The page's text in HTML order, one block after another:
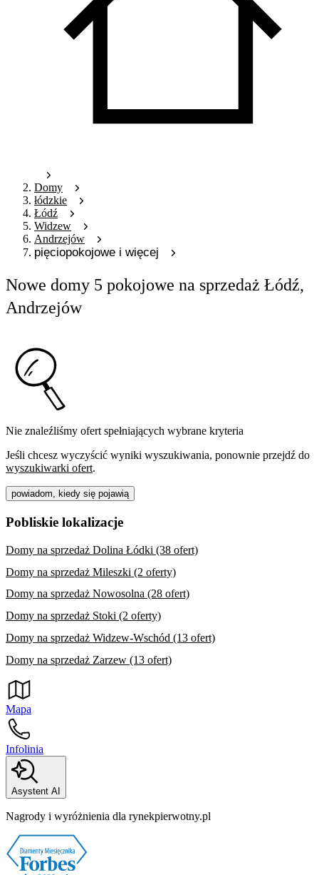
Domy
łódzkie
Łódź
Widzew
Andrzejów
pięciopokojowe i więcej
Nowe domy 5 pokojowe na sprzedaż Łódź,
Andrzejów
Nie znaleźliśmy ofert spełniających wybrane kryteria
Jeśli chcesz wyczyścić wyniki wyszukiwania, ponownie przejdź do
wyszukiwarki ofert.
powiadom, kiedy się pojawią
Pobliskie lokalizacje
Domy na sprzedaż Dolina Łódki (38 ofert)
Domy na sprzedaż Mileszki (2 oferty)
Domy na sprzedaż Nowosolna (28 ofert)
Domy na sprzedaż Stoki (2 oferty)
Domy na sprzedaż Widzew-Wschód (13 ofert)
Domy na sprzedaż Zarzew (13 ofert)
Mapa
Infolinia
Asystent AI
Nagrody i wyróżnienia dla rynekpierwotny.pl